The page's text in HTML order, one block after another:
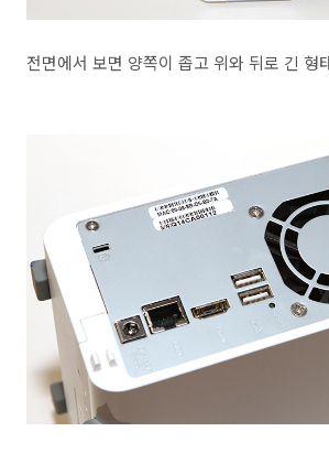
전면에서 보면 양쪽이 좁고 위와 뒤로 긴 형